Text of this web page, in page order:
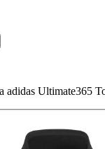
adidas Ultimate365